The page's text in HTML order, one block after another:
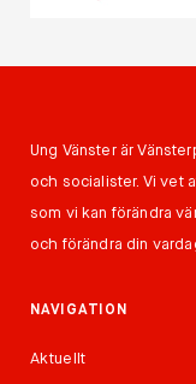
Ung Vänster är
och socialister. Vi vet
som vi kan förändra
och förändra din
NAVIGATION
Aktuellt